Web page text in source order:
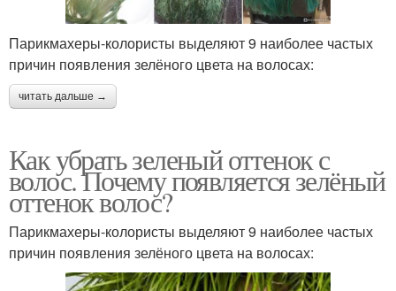
Парикмахеры-колористы выделяют 9 наиболее частых
причин появления зелёного цвета на волосах:
читать дальше →
Как убрать зеленый оттенок с
волос. Почему появляется зелёный
оттенок волос?
Парикмахеры-колористы выделяют 9 наиболее частых
причин появления зелёного цвета на волосах: